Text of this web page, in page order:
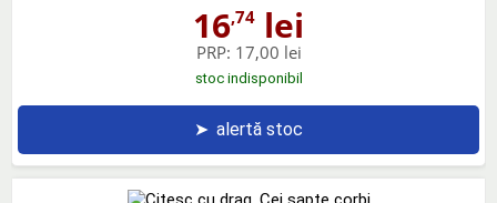
16,74 lei
PRP: 17,00 lei
stoc indisponibil
➤ alertă stoc